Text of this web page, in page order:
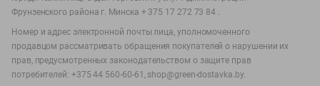
Фрунзенского района г. Минска + 375 17 272 73 84 .
Номер и адрес электронной почты лица, уполномоченного
продавцом рассматривать обращения покупателей о нарушении их
прав, предусмотренных законодательством о защите прав
потребителей: +375 44 560-60-61, shop@green-dostavka.by.